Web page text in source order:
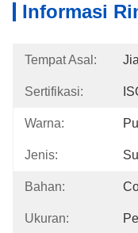
Informasi
Tempat Asal:
Sertifikasi:
Warna:
Jenis:
Bahan:
Ukuran: